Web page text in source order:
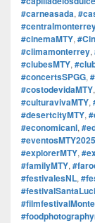
#carneasada,
#cinemaMTY,
#climamonterrey,
#clubesMTY,
#concertsSPGG,
#costodevidaMTY,
#culturavivaMTY,
#desertcityMTY,
#economicanl,
#eventosMTY2025
#explorerMTY,
#familyMTY,
#festivalesNL,